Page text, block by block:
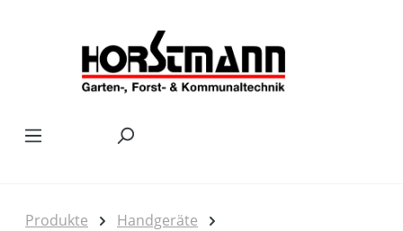
Produkte
Handgeräte